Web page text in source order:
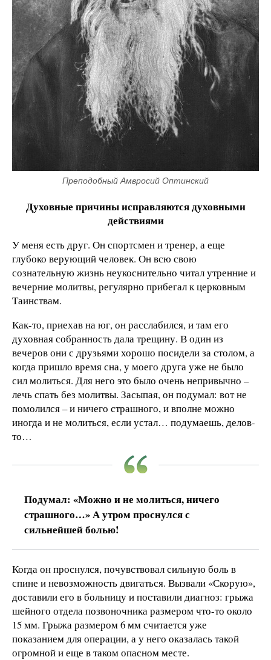
Преподобный Амвросий Оптинский
Духовные причины исправляются духовными
действиями
У меня есть друг. Он спортсмен и тренер, а еще
глубоко верующий человек. Он всю свою
сознательную жизнь неукоснительно читал утренние и
вечерние молитвы, регулярно прибегал к церковным
Таинствам.
Как-то, приехав на юг, он расслабился, и там его
духовная собранность дала трещину. В один из
вечеров они с друзьями хорошо посидели за столом, а
когда пришло время сна, у моего друга уже не было
сил молиться. Для него это было очень непривычно –
лечь спать без молитвы. Засыпая, он подумал: вот не
помолился – и ничего страшного, и вполне можно
иногда и не молиться, если устал… подумаешь, делов-
то…
Подумал: «Можно и не молиться, ничего
страшного…» А утром проснулся с
сильнейшей болью!
Когда он проснулся, почувствовал сильную боль в
спине и невозможность двигаться. Вызвали «Скорую»,
доставили его в больницу и поставили диагноз: грыжа
шейного отдела позвоночника размером что-то около
15 мм. Грыжа размером 6 мм считается уже
показанием для операции, а у него оказалась такой
огромной и еще в таком опасном месте.